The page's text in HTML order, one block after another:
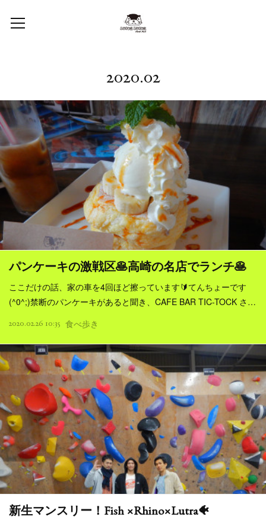
2020.02
パンケーキの激戦区🥞高崎の名店でランチ🥞
ここだけの話、家の車を4回ほど擦っています🔰てんちょーです
(^0^;)禁断のパンケーキがあると聞き、CAFE BAR TIC-TOCK さ…
2020.02.26 10:35 食べ歩き
新生マンスリー！Fish ×Rhino×Lutra🐠